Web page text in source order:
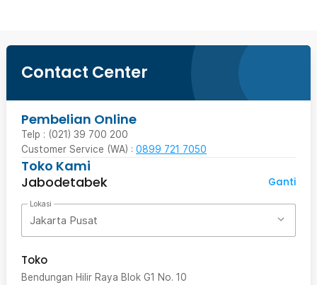
Contact Center
Pembelian Online
Telp : (021) 39 700 200
Customer Service (WA) : 0899 721 7050
Toko Kami
Jabodetabek
Ganti
Lokasi
Jakarta Pusat
Toko
Bendungan Hilir Raya Blok G1 No. 10